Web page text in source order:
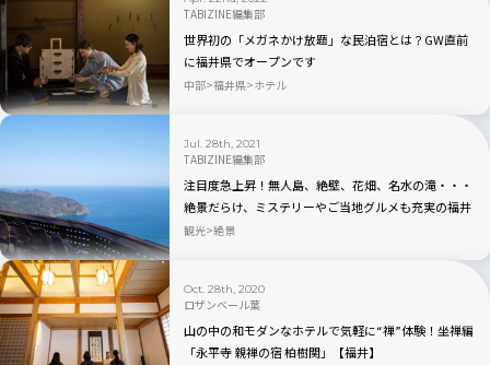
TABIZINE編集部
世界初の「メガネかけ放題」な民泊宿とは？GW直前
に福井県でオープンです
中部 福井県 ホテル
Jul. 28th, 2021
TABIZINE編集部
注目度急上昇！無人島、絶壁、花畑、名水の滝・・・
絶景だらけ、ミステリーやご当地グルメも充実の福井
県
観光 絶景
Oct. 28th, 2020
ロザンベール葉
山の中の和モダンなホテルで気軽に“禅”体験！坐禅編
「永平寺 親禅の宿 柏樹関」【福井】